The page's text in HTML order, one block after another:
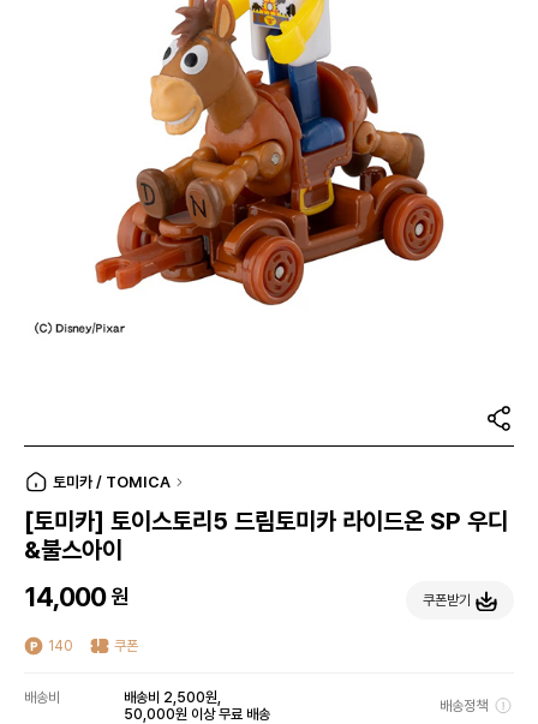
토미카 / TOMICA
[토미카] 토이스토리5 드림토미카 라이드온 SP 우디
&불스아이
14,000원 쿠폰받기
140 쿠폰
배송비
배송비 2,500원,
50,000원 이상 무료 배송
배송정책